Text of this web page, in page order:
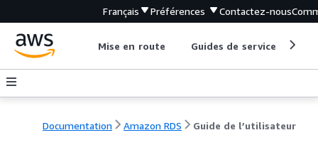
Français Préférences Contactez-nous
Mise en route Guides de service
Documentation Amazon RDS Guide de l’utilisateur